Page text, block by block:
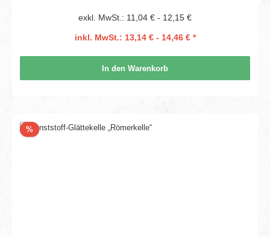
exkl. MwSt.: 11,04 € - 12,15 €
inkl. MwSt.: 13,14 € - 14,46 € *
In den Warenkorb
%Rabatt